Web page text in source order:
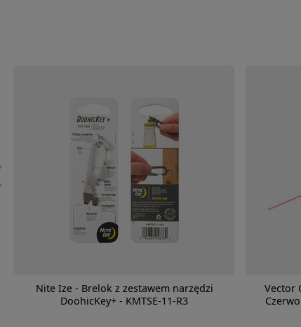
Nite Ize - Brelok z zestawem narzędzi
DoohicKey+ - KMTSE-11-R3
Vector